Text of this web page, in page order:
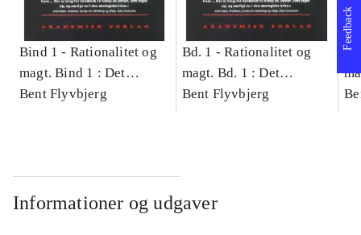
Bind 1 - Rationalitet og
magt. Bind 1 : Det
konkretes videnskab
Bent Flyvbjerg
Bd. 1 -Rationalitet og
magt. Bd. 1 : Det
konkretes videnskab
Bent Flyvbjerg
Informationer og udgaver
Feedback